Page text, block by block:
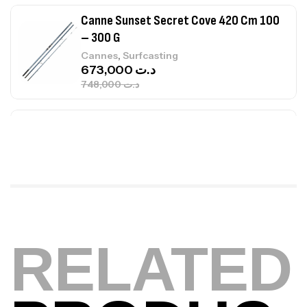
Canne Jigging Sunset Massive Attack
1.83m 120/250gr 30kg
Cannes, Jigging
د.ت379,000
د.ت340,000
Accastillage bateau,Accessoires bateaux
د.ت
RELATED